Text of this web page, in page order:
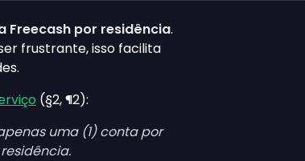
Freecash por residência.
frustrante, isso facilita
(§2, ¶2):
uma (1) conta por